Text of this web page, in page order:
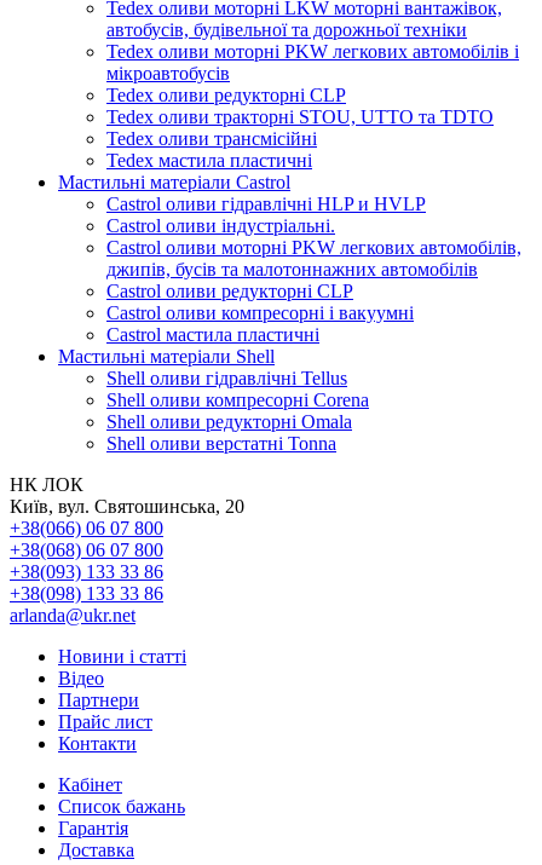
Tedex оливи моторні LKW моторні вантажівок,
автобусів, будівельної та дорожньої техніки
Tedex оливи моторні PKW легкових автомобілів і
мікроавтобусів
Tedex оливи редукторні CLP
Tedex оливи тракторні STOU, UTTO та TDTO
Tedex оливи трансмісійні
Tedex мастила пластичні
Мастильні матеріали Castrol
Castrol оливи гідравлічні HLP и HVLP
Castrol оливи індустріальні.
Castrol оливи моторні PKW легкових автомобілів,
джипів, бусів та малотоннажних автомобілів
Castrol оливи редукторні CLP
Castrol оливи компресорні і вакуумні
Castrol мастила пластичні
Мастильні матеріали Shell
Shell оливи гідравлічні Tellus
Shell оливи компресорні Corena
Shell оливи редукторні Omala
Shell оливи верстатні Tonna
НК ЛОК
Київ, вул. Святошинська, 20
+38(066) 06 07 800
+38(068) 06 07 800
+38(093) 133 33 86
+38(098) 133 33 86
arlanda@ukr.net
Новини і статті
Відео
Партнери
Прайс лист
Контакти
Кабінет
Список бажань
Гарантія
Доставка